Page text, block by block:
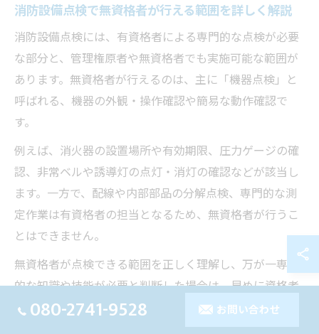
消防設備点検で無資格者が行える範囲を詳しく解説
消防設備点検には、有資格者による専門的な点検が必要
な部分と、管理権原者や無資格者でも実施可能な範囲が
あります。無資格者が行えるのは、主に「機器点検」と
呼ばれる、機器の外観・操作確認や簡易な動作確認で
す。
例えば、消火器の設置場所や有効期限、圧力ゲージの確
認、非常ベルや誘導灯の点灯・消灯の確認などが該当し
ます。一方で、配線や内部部品の分解点検、専門的な測
定作業は有資格者の担当となるため、無資格者が行うこ
とはできません。
無資格者が点検できる範囲を正しく理解し、万が一専門
的な知識や技能が必要と判断した場合は、早めに資格者
や専門業者へ依頼することが安全管理上のポイントで
080-2741-9528 お問い合わせ